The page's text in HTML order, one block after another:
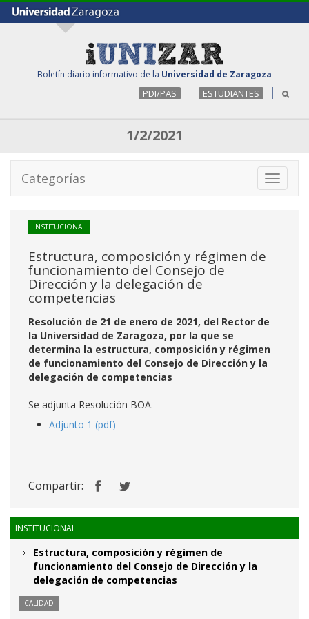
Boletín diario informativo de la Universidad de Zaragoza
PDI/PAS ESTUDIANTES
1/2/2021
Toggle
Categorías
INSTITUCIONAL
Estructura, composición y régimen de
funcionamiento del Consejo de
Dirección y la delegación de
competencias
Resolución de 21 de enero de 2021, del Rector de
la Universidad de Zaragoza, por la que se
determina la estructura, composición y régimen
de funcionamiento del Consejo de Dirección y la
delegación de competencias
Se adjunta Resolución BOA.
Adjunto 1 (pdf)
Compartir:
INSTITUCIONAL
Estructura, composición y régimen de
funcionamiento del Consejo de Dirección y la
delegación de competencias
CALIDAD